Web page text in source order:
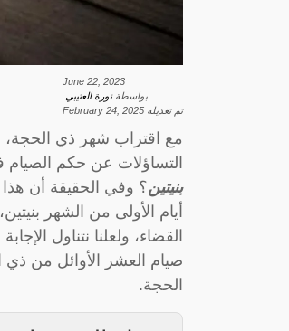
June 22, 2023
بواسطةنورة العتيبي
تم تعديله February 24, 2025
مع اقتراب شهر ذي الحجة،
التساؤلات عن حكم الصيام
بنيتين؟ وفي الحقيقة أن
أيام الأولى من الشهر
القضاء، ولعلنا نتناول
صيام العشر الأوائل من
الحجة.